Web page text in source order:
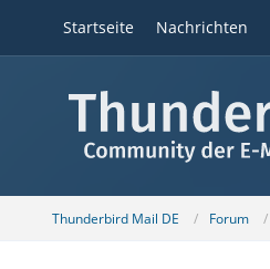
Startseite Nachrichten
Thunderbird Mail DE Forum